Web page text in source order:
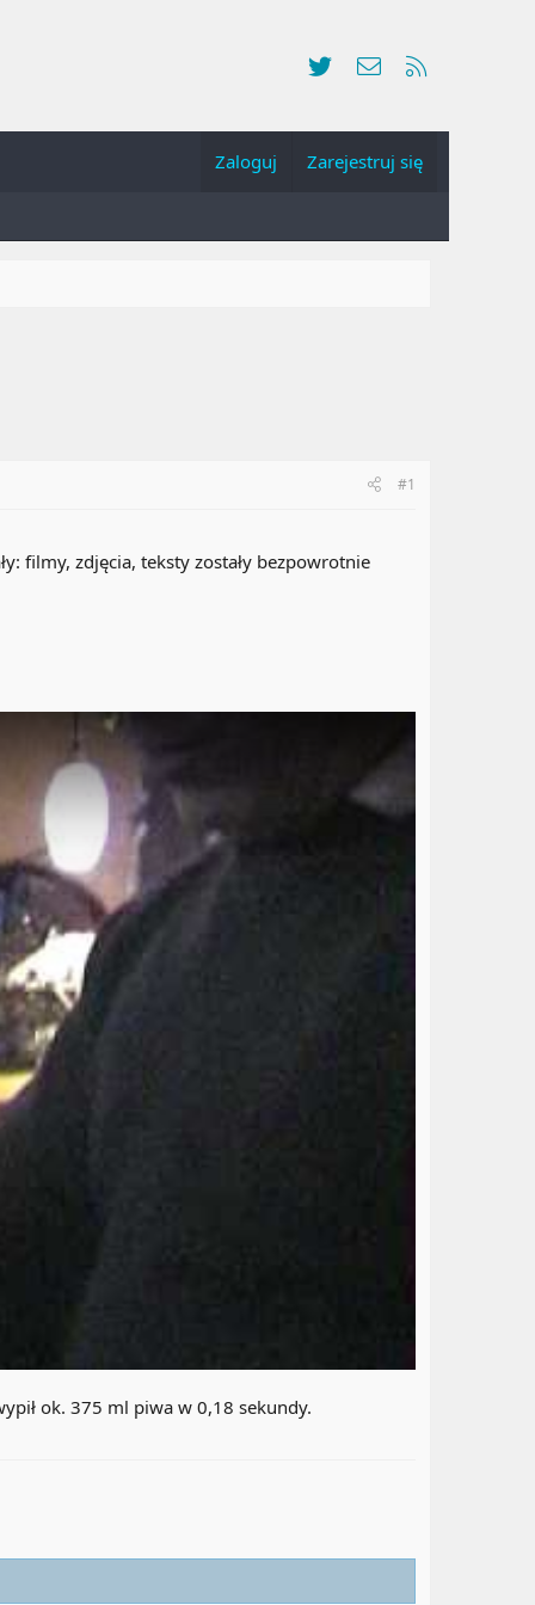
Twitter Kontakt
Zaloguj Zarejestruj się
#1
filmy, zdjęcia, teksty zostały bezpowrotnie
ok. 375 ml piwa w 0,18 sekundy.